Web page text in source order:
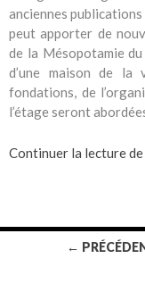
anciennes
peut apporter de
de la Mésopotamie
d’une maison de la
fondations, de
l’étage seront
Continuer la lecture de
Navigation
←